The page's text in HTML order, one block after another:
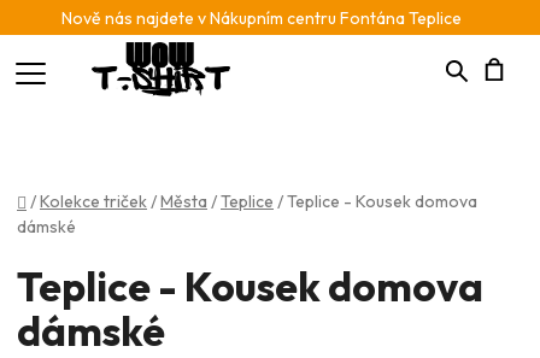
Nově nás najdete v Nákupním centru Fontána Teplice
Hledat
Domů
/Kolekce triček/Města /Teplice /Teplice - Kousek domova
dámské
Teplice - Kousek domova
dámské